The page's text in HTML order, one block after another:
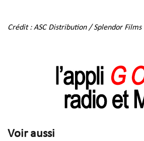
Crédit : ASC Distribution / Splendor Films
Voir aussi